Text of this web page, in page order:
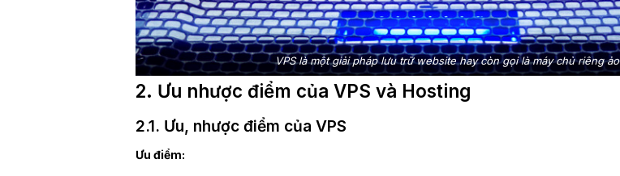
VPS là một giải pháp lưu trữ website hay còn gọi là máy chủ riêng ảo
2. Ưu nhược điểm của VPS và Hosting
2.1. Ưu, nhược điểm của VPS
Ưu điểm: